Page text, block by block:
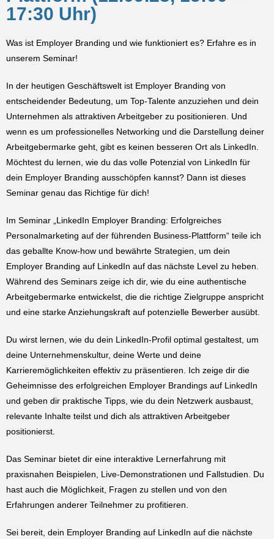
17:30 Uhr)
Was ist Employer Branding und wie funktioniert es? Erfahre es in
unserem Seminar!
In der heutigen Geschäftswelt ist Employer Branding von
entscheidender Bedeutung, um Top-Talente anzuziehen und dein
Unternehmen als attraktiven Arbeitgeber zu positionieren. Und
wenn es um professionelles Networking und die Darstellung deiner
Arbeitgebermarke geht, gibt es keinen besseren Ort als LinkedIn.
Möchtest du lernen, wie du das volle Potenzial von LinkedIn für
dein Employer Branding ausschöpfen kannst? Dann ist dieses
Seminar genau das Richtige für dich!
Im Seminar „LinkedIn Employer Branding: Erfolgreiches
Personalmarketing auf der führenden Business-Plattform“ teile ich
das geballte Know-how und bewährte Strategien, um dein
Employer Branding auf LinkedIn auf das nächste Level zu heben.
Während des Seminars zeige ich dir, wie du eine authentische
Arbeitgebermarke entwickelst, die die richtige Zielgruppe anspricht
und eine starke Anziehungskraft auf potenzielle Bewerber ausübt.
Du wirst lernen, wie du dein LinkedIn-Profil optimal gestaltest, um
deine Unternehmenskultur, deine Werte und deine
Karrieremöglichkeiten effektiv zu präsentieren. Ich zeige dir die
Geheimnisse des erfolgreichen Employer Brandings auf LinkedIn
und geben dir praktische Tipps, wie du dein Netzwerk ausbaust,
relevante Inhalte teilst und dich als attraktiven Arbeitgeber
positionierst.
Das Seminar bietet dir eine interaktive Lernerfahrung mit
praxisnahen Beispielen, Live-Demonstrationen und Fallstudien. Du
hast auch die Möglichkeit, Fragen zu stellen und von den
Erfahrungen anderer Teilnehmer zu profitieren.
Sei bereit, dein Employer Branding auf LinkedIn auf die nächste